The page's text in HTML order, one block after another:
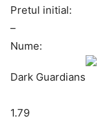
Pretul initial:
–
Nume:
Dark Guardians
1.79